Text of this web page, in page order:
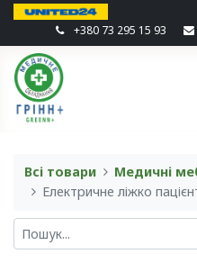
+380 73 295 15 93
Всі товари
Медичні
Електричне ліжко